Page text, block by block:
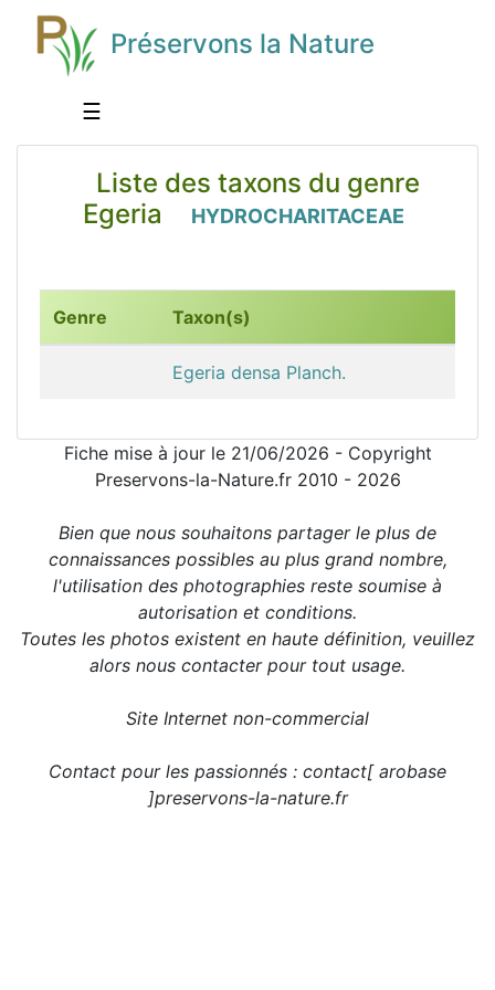
Préservons la Nature
☰
Liste des taxons du genre
Egeria
HYDROCHARITACEAE
Genre Taxon(s)
Egeria densa Planch.
Fiche mise à jour le 21/06/2026 - Copyright
Preservons-la-Nature.fr 2010 - 2026
Bien que nous souhaitons partager le plus de
connaissances possibles au plus grand nombre,
l'utilisation des photographies reste soumise à
autorisation et conditions.
Toutes les photos existent en haute définition, veuillez
alors nous contacter pour tout usage.
Site Internet non-commercial
Contact pour les passionnés : contact[ arobase
]preservons-la-nature.fr